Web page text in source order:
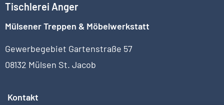
Tischlerei Anger
Mülsener Treppen & Möbelwerkstatt
Gewerbegebiet Gartenstraße 57
08132 Mülsen St. Jacob
Kontakt